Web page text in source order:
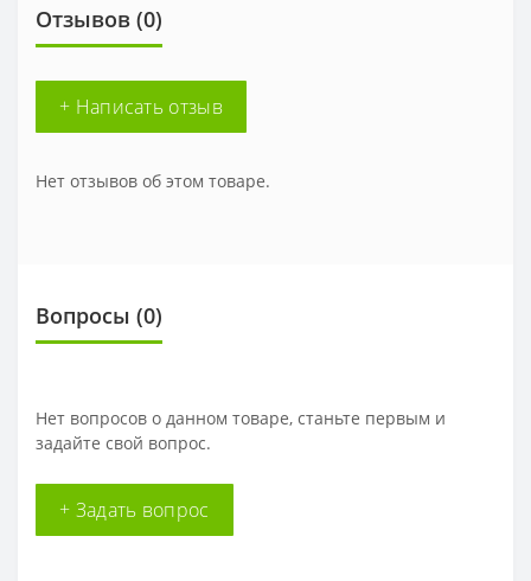
Отзывов (0)
+ Написать отзыв
Нет отзывов об этом товаре.
Вопросы (0)
Нет вопросов о данном товаре, станьте первым и
задайте свой вопрос.
+ Задать вопрос